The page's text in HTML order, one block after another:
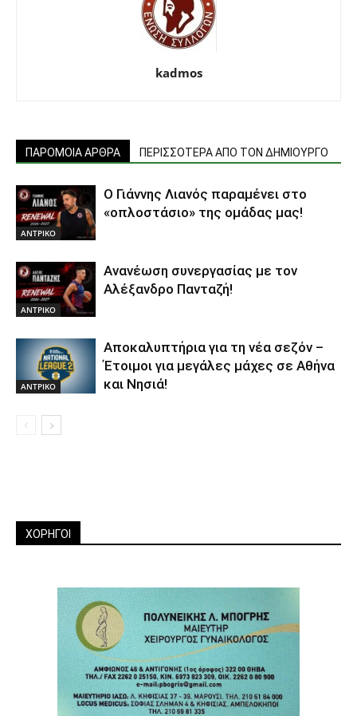
kadmos
ΠΑΡΟΜΟΙΑ ΑΡΘΡΑ ΠΕΡΙΣΣΟΤΕΡΑ ΑΠΟ ΤΟΝ ΔΗΜΙΟΥΡΓΟ
ΑΝTΡΙΚΟ
Ο Γιάννης Λιανός παραμένει στο
«οπλοστάσιο» της ομάδας μας!
ΑΝTΡΙΚΟ
Ανανέωση συνεργασίας με τον
Αλέξανδρο Πανταζή!
ΑΝTΡΙΚΟ
Αποκαλυπτήρια για τη νέα σεζόν –
Έτοιμοι για μεγάλες μάχες σε Αθήνα
και Νησιά!
ΧΟΡΗΓΟΙ